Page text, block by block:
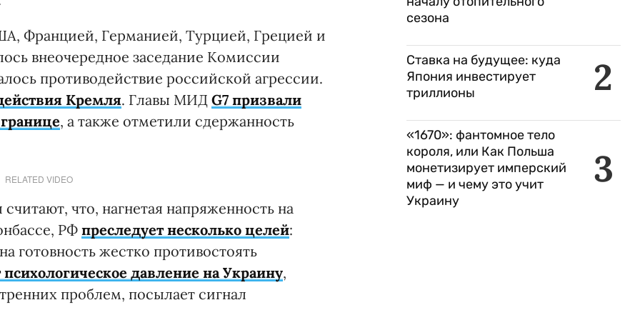
Францией, Германией, Турцией, Грецией и
внеочередное заседание Комиссии
противодействие российской агрессии.
Кремля. Главы МИД G7 призвали
, а также отметили сдержанность
RELATED VIDEO
что, нагнетая напряженность на
РФ преследует несколько целей:
готовность жестко противостоять
психологическое давление на Украину,
проблем, посылает сигнал
сезона
2
Ставка на будущее: куда
Япония инвестирует
триллионы
3
«1670»: фантомное тело
короля, или Как Польша
монетизирует имперский
миф — и чему это учит
Украину